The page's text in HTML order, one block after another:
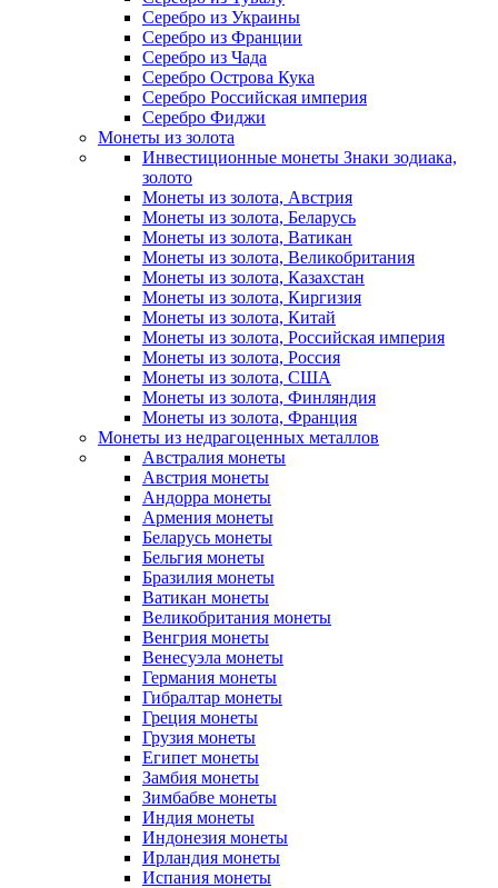
Серебро из Украины
Серебро из Франции
Серебро из Чада
Серебро Острова Кука
Серебро Российская империя
Серебро Фиджи
Монеты из золота
Инвестиционные монеты Знаки зодиака,
золото
Монеты из золота, Австрия
Монеты из золота, Беларусь
Монеты из золота, Ватикан
Монеты из золота, Великобритания
Монеты из золота, Казахстан
Монеты из золота, Киргизия
Монеты из золота, Китай
Монеты из золота, Российская империя
Монеты из золота, Россия
Монеты из золота, США
Монеты из золота, Финляндия
Монеты из золота, Франция
Монеты из недрагоценных металлов
Австралия монеты
Австрия монеты
Андорра монеты
Армения монеты
Беларусь монеты
Бельгия монеты
Бразилия монеты
Ватикан монеты
Великобритания монеты
Венгрия монеты
Венесуэла монеты
Германия монеты
Гибралтар монеты
Греция монеты
Грузия монеты
Египет монеты
Замбия монеты
Зимбабве монеты
Индия монеты
Индонезия монеты
Ирландия монеты
Испания монеты